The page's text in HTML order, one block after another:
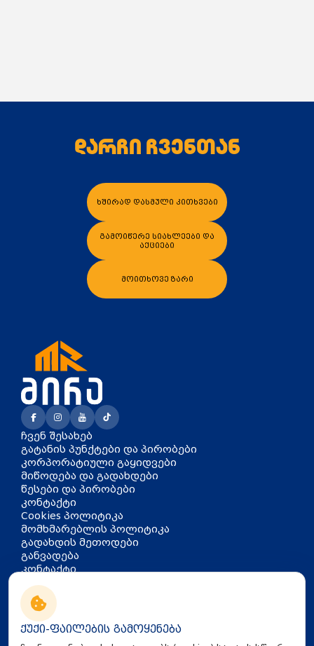
დარჩი ჩვენთან
ხშირად დასმული კითხვები
გამოიწერე სიახლეები და
აქციები
მოითხოვე ზარი
კონტაქტი
თბილისი, აკაკი წერეთლის
გამზირი 126
info@mira.ge
032 235 60 01
ჩვენ შესახებ
გატანის პუნქტები და პირობები
კორპორატიული გაყიდვები
მიწოდება და გადახდები
წესები და პირობები
კონტაქტი
Cookies პოლიტიკა
მომხმარებლის პოლიტიკა
გადახდის მეთოდები
განვადება
ქუქი-ფაილების გამოყენება